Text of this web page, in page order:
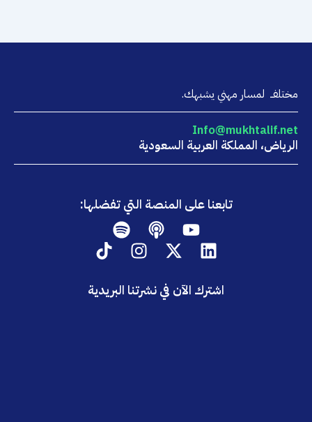
مختلفــ لمسار مهني يشبهك.
Info@mukhtalif.net
الرياض، المملكة العربية السعودية
اشترك الآن في نشرتنا البريدية
تابعنا على المنصة التي تفضلها:
Youtube
Podcast
Spotify
Linkedin
X-
twitter
Instagram
Tiktok